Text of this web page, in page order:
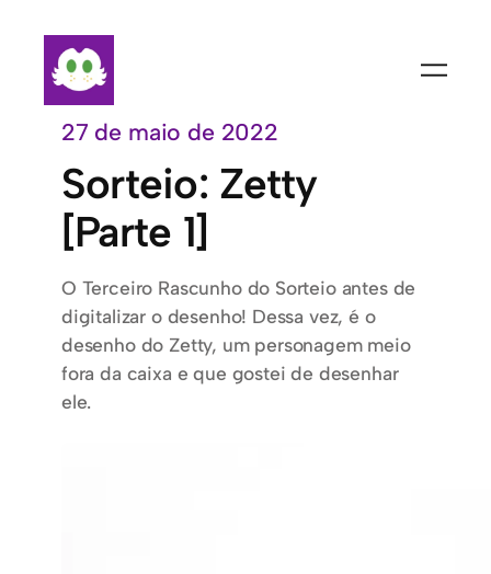
conteúdo
27 de maio de 2022
Sorteio: Zetty
[Parte 1]
O Terceiro Rascunho do Sorteio antes de
digitalizar o desenho! Dessa vez, é o
desenho do Zetty, um personagem meio
fora da caixa e que gostei de desenhar
ele.